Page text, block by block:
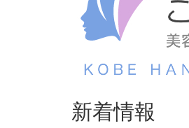
新着情報